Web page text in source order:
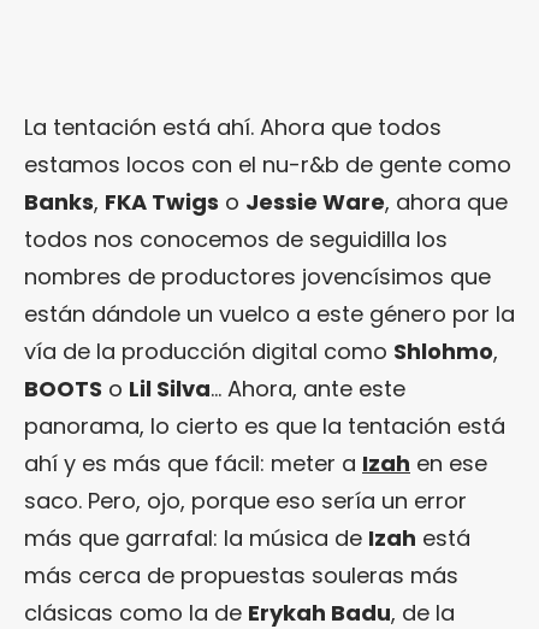
La tentación está ahí. Ahora que todos
estamos locos con el nu-r&b de gente como
Banks, FKA Twigs o Jessie Ware, ahora que
todos nos conocemos de seguidilla los
nombres de productores jovencísimos que
están dándole un vuelco a este género por la
vía de la producción digital como Shlohmo,
BOOTS o Lil Silva… Ahora, ante este
panorama, lo cierto es que la tentación está
ahí y es más que fácil: meter a Izah en ese
saco. Pero, ojo, porque eso sería un error
más que garrafal: la música de Izah está
más cerca de propuestas souleras más
clásicas como la de Erykah Badu, de la